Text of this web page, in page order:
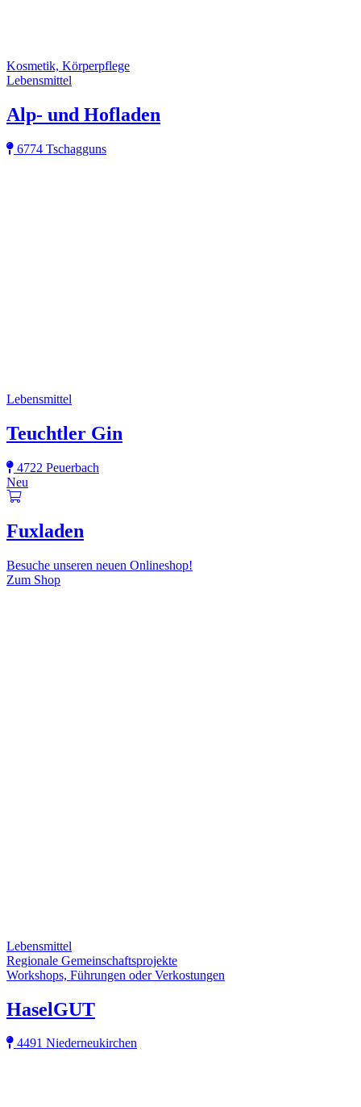
Kosmetik, Körperpflege
Lebensmittel
Alp- und Hofladen
6774 Tschagguns
Lebensmittel
Teuchtler Gin
4722 Peuerbach
Neu
Fuxladen
Besuche unseren neuen Onlineshop!
Zum Shop
Lebensmittel
Regionale Gemeinschaftsprojekte
Workshops, Führungen oder Verkostungen
HaselGUT
4491 Niederneukirchen